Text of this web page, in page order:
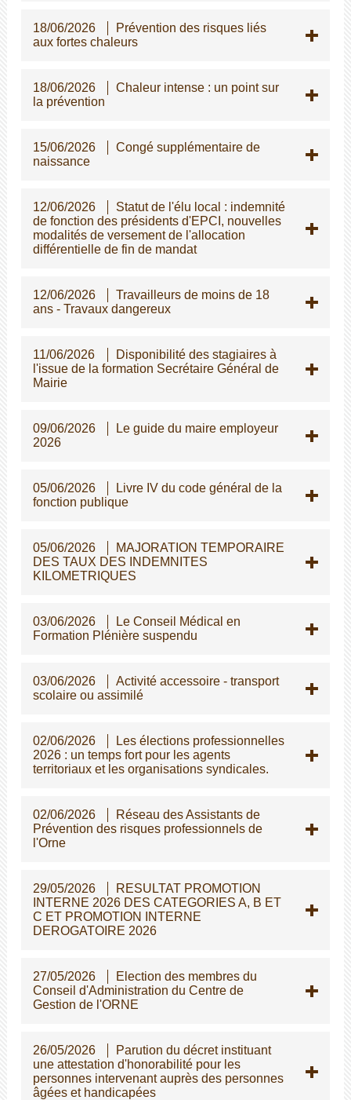
18/06/2026
Prévention des risques liés
aux fortes chaleurs
18/06/2026
Chaleur intense : un point sur
la prévention
15/06/2026
Congé supplémentaire de
naissance
12/06/2026
Statut de l'élu local : indemnité
de fonction des présidents d'EPCI, nouvelles
modalités de versement de l'allocation
différentielle de fin de mandat
12/06/2026
Travailleurs de moins de 18
ans - Travaux dangereux
11/06/2026
Disponibilité des stagiaires à
l'issue de la formation Secrétaire Général de
Mairie
09/06/2026
Le guide du maire employeur
2026
05/06/2026
Livre IV du code général de la
fonction publique
05/06/2026
MAJORATION TEMPORAIRE
DES TAUX DES INDEMNITES
KILOMETRIQUES
03/06/2026
Le Conseil Médical en
Formation Plénière suspendu
03/06/2026
Activité accessoire - transport
scolaire ou assimilé
02/06/2026
Les élections professionnelles
2026 : un temps fort pour les agents
territoriaux et les organisations syndicales.
02/06/2026
Réseau des Assistants de
Prévention des risques professionnels de
l'Orne
29/05/2026
RESULTAT PROMOTION
INTERNE 2026 DES CATEGORIES A, B ET
C ET PROMOTION INTERNE
DEROGATOIRE 2026
27/05/2026
Election des membres du
Conseil d'Administration du Centre de
Gestion de l'ORNE
26/05/2026
Parution du décret instituant
une attestation d'honorabilité pour les
personnes intervenant auprès des personnes
gées et handicapées